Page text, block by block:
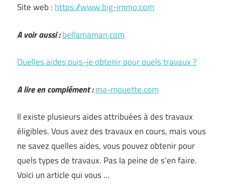
Site web : https://www.big-immo.com
A voir aussi :bellamaman.com
Quelles aides puis-je obtenir pour quels travaux ?
A lire en complément :ma-mouette.com
Il existe plusieurs aides attribuées à des travaux
éligibles. Vous avez des travaux en cours, mais vous
ne savez quelles aides, vous pouvez obtenir pour
quels types de travaux. Pas la peine de s’en faire.
Voici un article qui vous …